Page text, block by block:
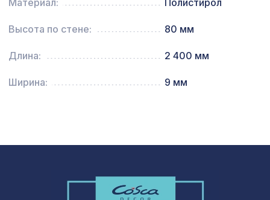
орех
Профиль кромочный, натур,
Высота по стене: 80 мм
Длина: 2 400 мм
Ширина: 9 мм